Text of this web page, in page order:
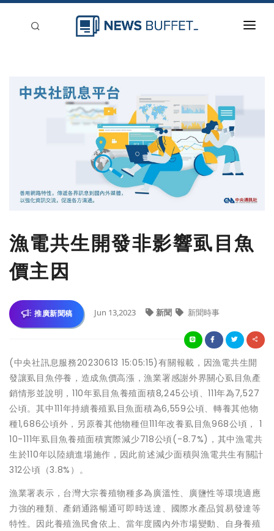
漁電共生開發非影響虱目魚
價主因
推廣新聞稿 Jun 13,2023 新聞 新聞時事
(中央社訊息服務20230613 15:05:15)有關報載，因漁電共生開
發讓虱目魚停養，造成魚價高漲，漁業署感謝外界關心虱目魚產
銷情形並說明，110年虱目魚養殖面積8,245公頃、111年為7,527
公頃。其中111年持續養殖虱目魚面積為6,559公頃、轉養其他物
種1,686公頃外，另原養其他物種但111年改養虱目魚968公頃， 1
10-111年虱目魚養殖面積實際減少718公頃(-8.7%)，其中漁電共
生於110年以陸續進場施作，因此前述減少面積與漁電共生有關計
312公頃（3.8%）。
漁業署表示，台灣大宗養殖物種多為廣溫性、廣鹽性等環境適應
力強的種類、產銷通路暢通可即時送達、國際水產品貿易發達等
特性。因此養殖漁民會依上、當年度國內外市場變動、自身養殖